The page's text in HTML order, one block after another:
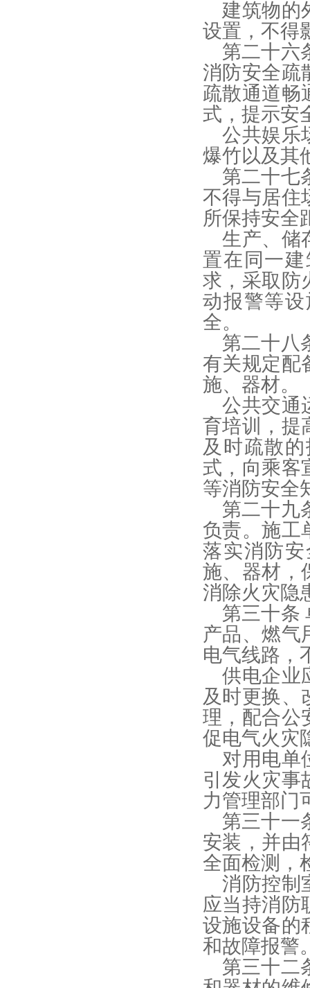
建筑物的
设置，不得
第二十六
消防安全疏
疏散通道畅
式，提示安
公共娱乐
爆竹以及其
第二十七
不得与居住
所保持安全
生产、储
置在同一
求，采取防
动报警等
全。
第二十八
有关规定配
施、器材。
公共交通
育培训，提
及时疏散
式，向乘客
等消防安全
第二十九
负责。施工
落实消防
施、器材，
消除火灾隐
第三十条
产品、燃气
电气线路，
供电企业
及时更换、
理，配合公
促电气火灾
对用电单
引发火灾事
力管理部门
第三十一
安装，并由
全面检测，
消防控制
应当持消防
设施设备的
和故障报警
第三十二